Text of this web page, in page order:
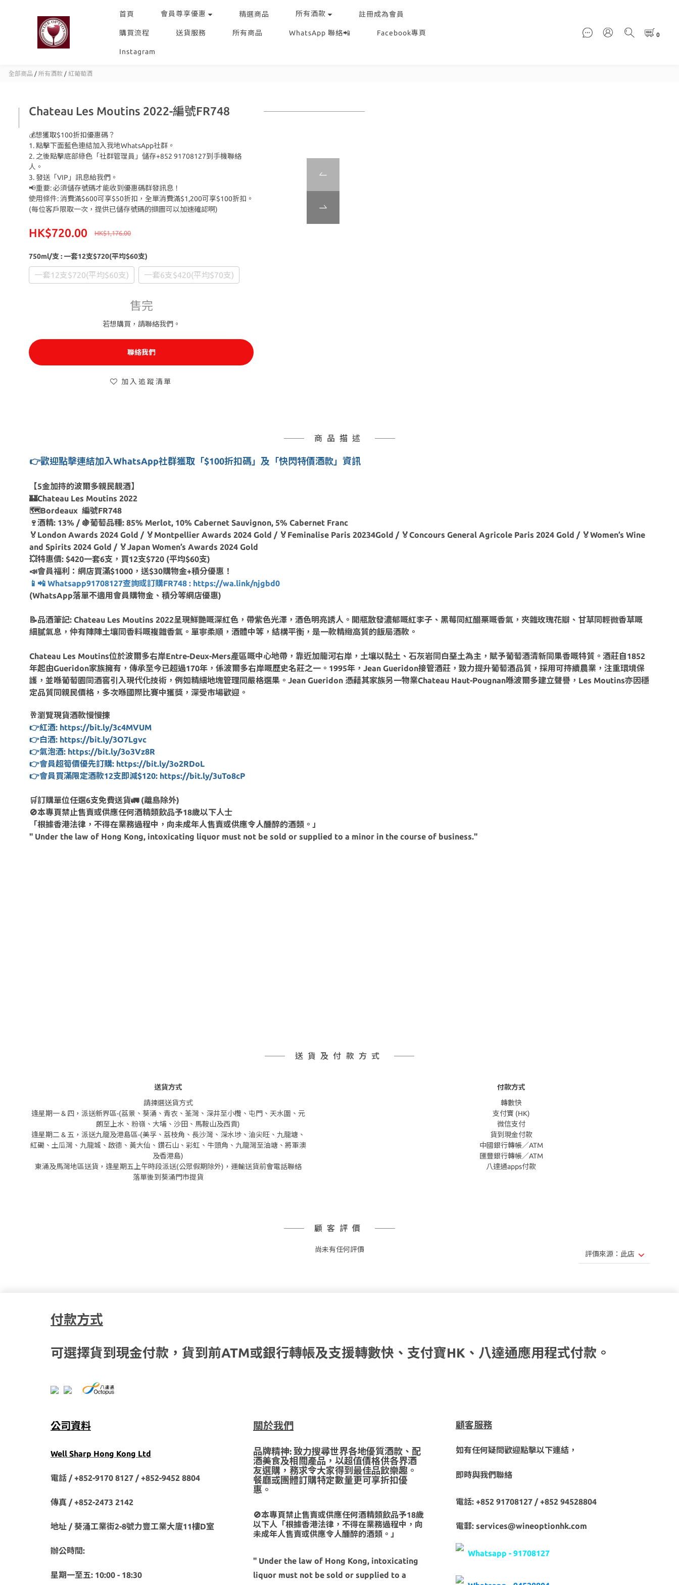
首頁 會員尊享優惠 精選商品 所有酒款 註冊成為會員
購買流程 送貨服務 所有商品 WhatsApp 聯絡📲 Facebook專頁
Instagram
全部商品 / 所有酒款 / 紅葡萄酒
Chateau Les Moutins 2022-編號FR748
💰想獲取$100折扣優惠碼？
1. 點擊下面藍色連結加入我地WhatsApp社群。
2. 之後點擊底部綠色「社群管理員」儲存+852 91708127到手機聯絡
人。
3. 發送「VIP」訊息給我們。
📢重要: 必須儲存號碼才能收到優惠碼群發訊息！
使用條件: 消費滿$600可享$50折扣，全單消費滿$1,200可享$100折扣。
(每位客戶限取一次，提供已儲存號碼的擷圖可以加速確認啊)
HK$1,176.00
HK$720.00
750ml/支 : 一套12支$720(平均$60支)
一套12支$720(平均$60支) 一套6支$420(平均$70支)
售完
若想購買，請聯絡我們。
聯絡我們
加入追蹤清單
商品描述
👉歡迎點擊連結加入WhatsApp社群獲取「$100折扣碼」及「快閃特價酒款」資訊
【5金加持的波爾多親民靚酒】
🏰Chateau Les Moutins 2022
🗺Bordeaux 編號FR748
🍷酒精: 13% / 🍇葡萄品種: 85% Merlot, 10% Cabernet Sauvignon, 5% Cabernet Franc
🏅London Awards 2024 Gold / 🏅Montpellier Awards 2024 Gold / 🏅Feminalise Paris 20234Gold / 🏅Concours General Agricole Paris 2024 Gold / 🏅Women’s Wine
and Spirits 2024 Gold / 🏅Japan Women’s Awards 2024 Gold
💥特惠價: $420一套6支，買12支$720 (平均$60支)
📣會員福利：網店買滿$1000，送$30購物金+積分優惠！
📱📲 Whatsapp91708127查詢或訂購FR748 : https://wa.link/njgbd0
(WhatsApp落單不適用會員購物金、積分等網店優惠)
📝品酒筆記: Chateau Les Moutins 2022呈現鮮艷嘅深紅色，帶紫色光澤，酒色明亮誘人。開瓶散發濃郁嘅紅李子、黑莓同紅醋栗嘅香氣，夾雜玫瑰花瓣、甘草同輕微香草嘅
細膩氣息，仲有陣陣土壤同香料嘅複雜香氣。單寧柔順，酒體中等，結構平衡，是一款精緻高質的飯局酒款。
Chateau Les Moutins位於波爾多右岸Entre-Deux-Mers產區嘅中心地帶，靠近加龍河右岸，土壤以黏土、石灰岩同白堊土為主，賦予葡萄酒清新同果香嘅特質。酒莊自1852
年起由Gueridon家族擁有，傳承至今已超過170年，係波爾多右岸嘅歷史名莊之一。1995年，Jean Gueridon接管酒莊，致力提升葡萄酒品質，採用可持續農業，注重環境保
護，並喺葡萄園同酒窖引入現代化技術，例如精細地塊管理同嚴格選果。Jean Gueridon 憑藉其家族另一物業Chateau Haut-Pougnan喺波爾多建立聲譽，Les Moutins亦因穩
定品質同親民價格，多次喺國際比賽中獲獎，深受市場歡迎。
🥂瀏覽現貨酒款慢慢揀
👉紅酒: https://bit.ly/3c4MVUM
👉白酒: https://bit.ly/3O7Lgvc
👉氣泡酒: https://bit.ly/3o3Vz8R
👉會員超筍價優先訂購: https://bit.ly/3o2RDoL
👉會員買滿限定酒款12支即減$120: https://bit.ly/3uTo8cP
🛒訂購單位任選6支免費送貨🚛 (離島除外)
🚫本專頁禁止售賣或供應任何酒精類飲品予18歲以下人士
「根據香港法律，不得在業務過程中，向未成年人售賣或供應令人醺醉的酒類。」
" Under the law of Hong Kong, intoxicating liquor must not be sold or supplied to a minor in the course of business."
送貨及付款方式
送貨方式
請揀選送貨方式
逢星期一 & 四，派送新界區-(荔景、葵涌、青衣、荃灣、深井至小欖、屯門、天水圍、元
朗至上水、粉嶺、大埔、沙田、馬鞍山及西貢)
逢星期二 & 五，派送九龍及港島區-(美孚、荔枝角、長沙灣、深水埗、油尖旺、九龍塘、
紅磡、土瓜灣、九龍城、啟德、黃大仙、鑽石山、彩虹、牛頭角、九龍灣至油塘、將軍澳
及香港島)
東涌及馬灣地區送貨，逢星期五上午時段派送(公眾假期除外)，運輸送貨前會電話聯絡
落單後到葵涌門市提貨
付款方式
轉數快
支付寶 (HK)
微信支付
貨到現金付款
中國銀行轉帳／ATM
匯豐銀行轉帳／ATM
八達通apps付款
顧客評價
尚未有任何評價
付款方式
可選擇貨到現金付款，貨到前ATM或銀行轉帳及支援轉數快、支付寶HK、八達通應用程式付款。
公司資料
Well Sharp Hong Kong Ltd
電話 / +852-9170 8127 /+852-9452 8804
傳真 / +852-2473 2142
地址 / 葵涌工業街2-8號力豐工業大廈11樓D室
辦公時間:
星期一至五: 10:00 - 18:30
關於我們
品牌精神: 致力搜尋世界各地優質酒款、配
酒美食及相關產品，以超值價格供各界酒
友選購，務求令大家得到最佳品飲樂趣。
餐廳或團體訂購特定數量更可享折扣優
惠。
🚫本專頁禁止售賣或供應任何酒精類飲品予18歲
以下人「根據香港法律，不得在業務過程中，向
未成年人售賣或供應令人醺醉的酒類。」
" Under the law of Hong Kong, intoxicating
liquor must not be sold or supplied to a
顧客服務
如有任何疑問歡迎點擊以下連結，
即時與我們聯絡
電話: +852 91708127 / +852 94528804
電郵: services@wineoptionhk.com
Whatsapp - 91708127